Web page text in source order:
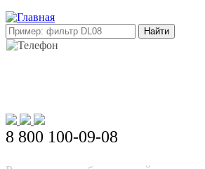
8 800 100-09-08